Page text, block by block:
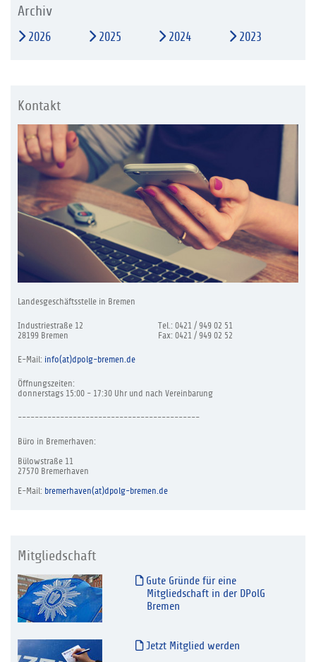
Archiv
2026 2025 2024 2023
Kontakt
Landesgeschäftsstelle in Bremen
Industriestraße 12
28199 Bremen
Tel.: 0421 / 949 02 51
Fax: 0421 / 949 02 52
E-Mail: info(at)dpolg-bremen.de
Öffnungszeiten:
donnerstags 15:00 - 17:30 Uhr und nach Vereinbarung
-------------------------------------------
Büro in Bremerhaven:
Bülowstraße 11
27570 Bremerhaven
E-Mail: bremerhaven(at)dpolg-bremen.de
Mitgliedschaft
Gute Gründe für eine
Mitgliedschaft in der DPolG
Bremen
Jetzt Mitglied werden